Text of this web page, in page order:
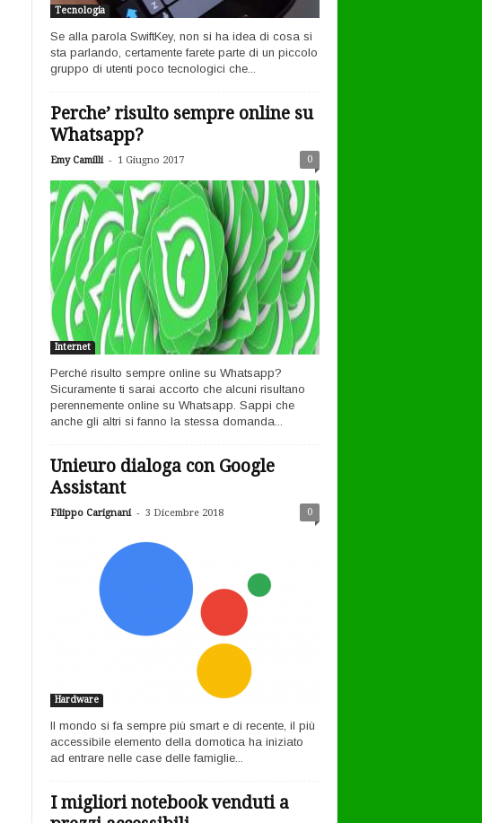
Tecnologia
Se alla parola SwiftKey, non si ha idea di cosa si
sta parlando, certamente farete parte di un piccolo
gruppo di utenti poco tecnologici che...
Perche’ risulto sempre online su
Whatsapp?
Emy Camilli - 1 Giugno 2017 0
Internet
Perché risulto sempre online su Whatsapp?
Sicuramente ti sarai accorto che alcuni risultano
perennemente online su Whatsapp. Sappi che
anche gli altri si fanno la stessa domanda...
Unieuro dialoga con Google
Assistant
Filippo Carignani - 3 Dicembre 2018 0
Hardware
Il mondo si fa sempre più smart e di recente, il più
accessibile elemento della domotica ha iniziato
ad entrare nelle case delle famiglie...
I migliori notebook venduti a